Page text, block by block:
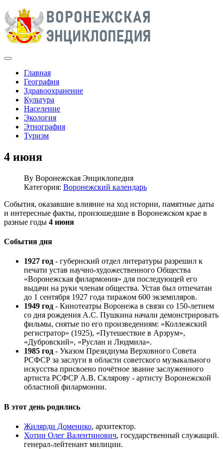
Главная
География
Здравоохранение
Культура
Население
Экология
Этнография
Туризм
4 июня
By Воронежская Энциклопедия
Категория: Воронежский календарь
События, оказавшие влияние на ход истории, памятные даты
и интересные факты, произошедшие в Воронежском крае в
разные годы 4 июня
События дня
1927 год - губернский отдел литературы разрешил к
печати устав научно-художественного Общества
«Воронежская филармония» для последующей его
выдачи на руки членам общества. Устав был отпечатан
до 1 сентября 1927 года тиражом 600 экземпляров.
1949 год - Кинотеатры Воронежа в связи со 150-летием
со дня рождения А.С. Пушкина начали демонстрировать
фильмы, снятые по его произведениям: «Коллежский
регистратор» (1925), «Путешествие в Арзрум»,
«Дубровский», «Руслан и Людмила».
1985 год - Указом Президиума Верховного Совета
РСФСР за заслуги в области советского музыкального
искусства присвоено почётное звание заслуженного
артиста РСФСР А.В. Склярову - артисту Воронежской
областной филармонии.
В этот день родились
Жилярди Доменико, архитектор.
Хотин Олег Валентинович, государственный служащий.
генерал-лейтенант милиции.